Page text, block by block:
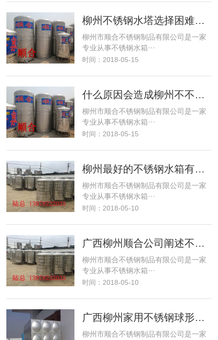
柳州不锈钢水塔选择困难，认准顺合不锈钢制品
柳州市顺合不锈钢制品有限公司是一家
专业从事不锈钢水箱···
时间：2018-05-15
什么原因会造成柳州不不锈钢水箱生锈？看你答
柳州市顺合不锈钢制品有限公司是一家
专业从事不锈钢水箱···
时间：2018-05-15
柳州最好的不锈钢水箱有效容积的计算方法和配
柳州市顺合不锈钢制品有限公司是一家
专业从事不锈钢水箱···
时间：2018-05-10
广西柳州顺合公司阐述不锈钢水箱定做安装的规
柳州市顺合不锈钢制品有限公司是一家
专业从事不锈钢水箱···
时间：2018-05-10
广西柳州家用不锈钢球形水塔什么最重要？
柳州市顺合不锈钢制品有限公司是一家